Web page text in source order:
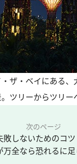
ザ・ベイにある
ツリーからツリ
次のページ
敗しないためのコ
万全なら恐れるに足